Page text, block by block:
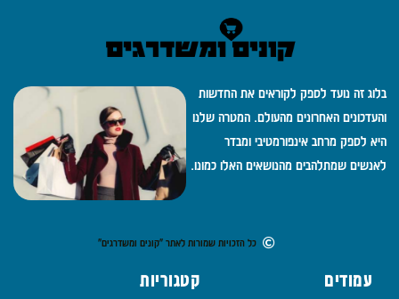
בלוג זה נועד לספק לקוראים את החדשות
והעדכונים האחרונים מהעולם. המטרה שלנו
היא לספק מרחב אינפורמטיבי ומבדר
לאנשים שמתלהבים מהנושאים האלו כמונו.
כל הזכויות שמורות לאתר "קונים ומשדרגים"
עמודים קטגוריות